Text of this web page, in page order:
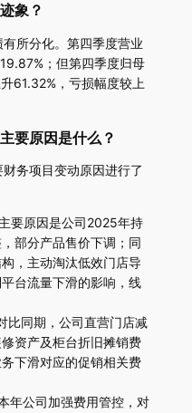
象？
所分化。第四季度营业
；但第四季度归母
61.32%，亏损幅度较上
要原因是什么？
务项目变动原因进行了
主要原因是公司2025年持
部分产品售价下调；同
，主动淘汰低效门店导
台流量下滑的影响，线
比同期，公司直营门店减
资产及柜台折旧摊销费
下滑对应的促销相关费
年公司加强费用管控，对